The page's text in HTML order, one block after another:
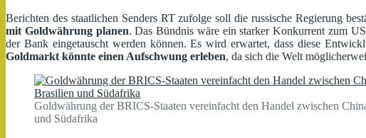
Berichten des staatlichen Senders RT zufolge soll die russische Regierung
mit Goldwährungplanen. Das Bündnis wäre ein starker Konkurrent zum
der Bank eingetauscht werden können. Es wird erwartet, dass diese
Goldmarkt könnte einen Aufschwung erleben, da sich die Welt
Goldwährung der BRICS-Staaten vereinfacht den Handel zwischen
und Südafrika